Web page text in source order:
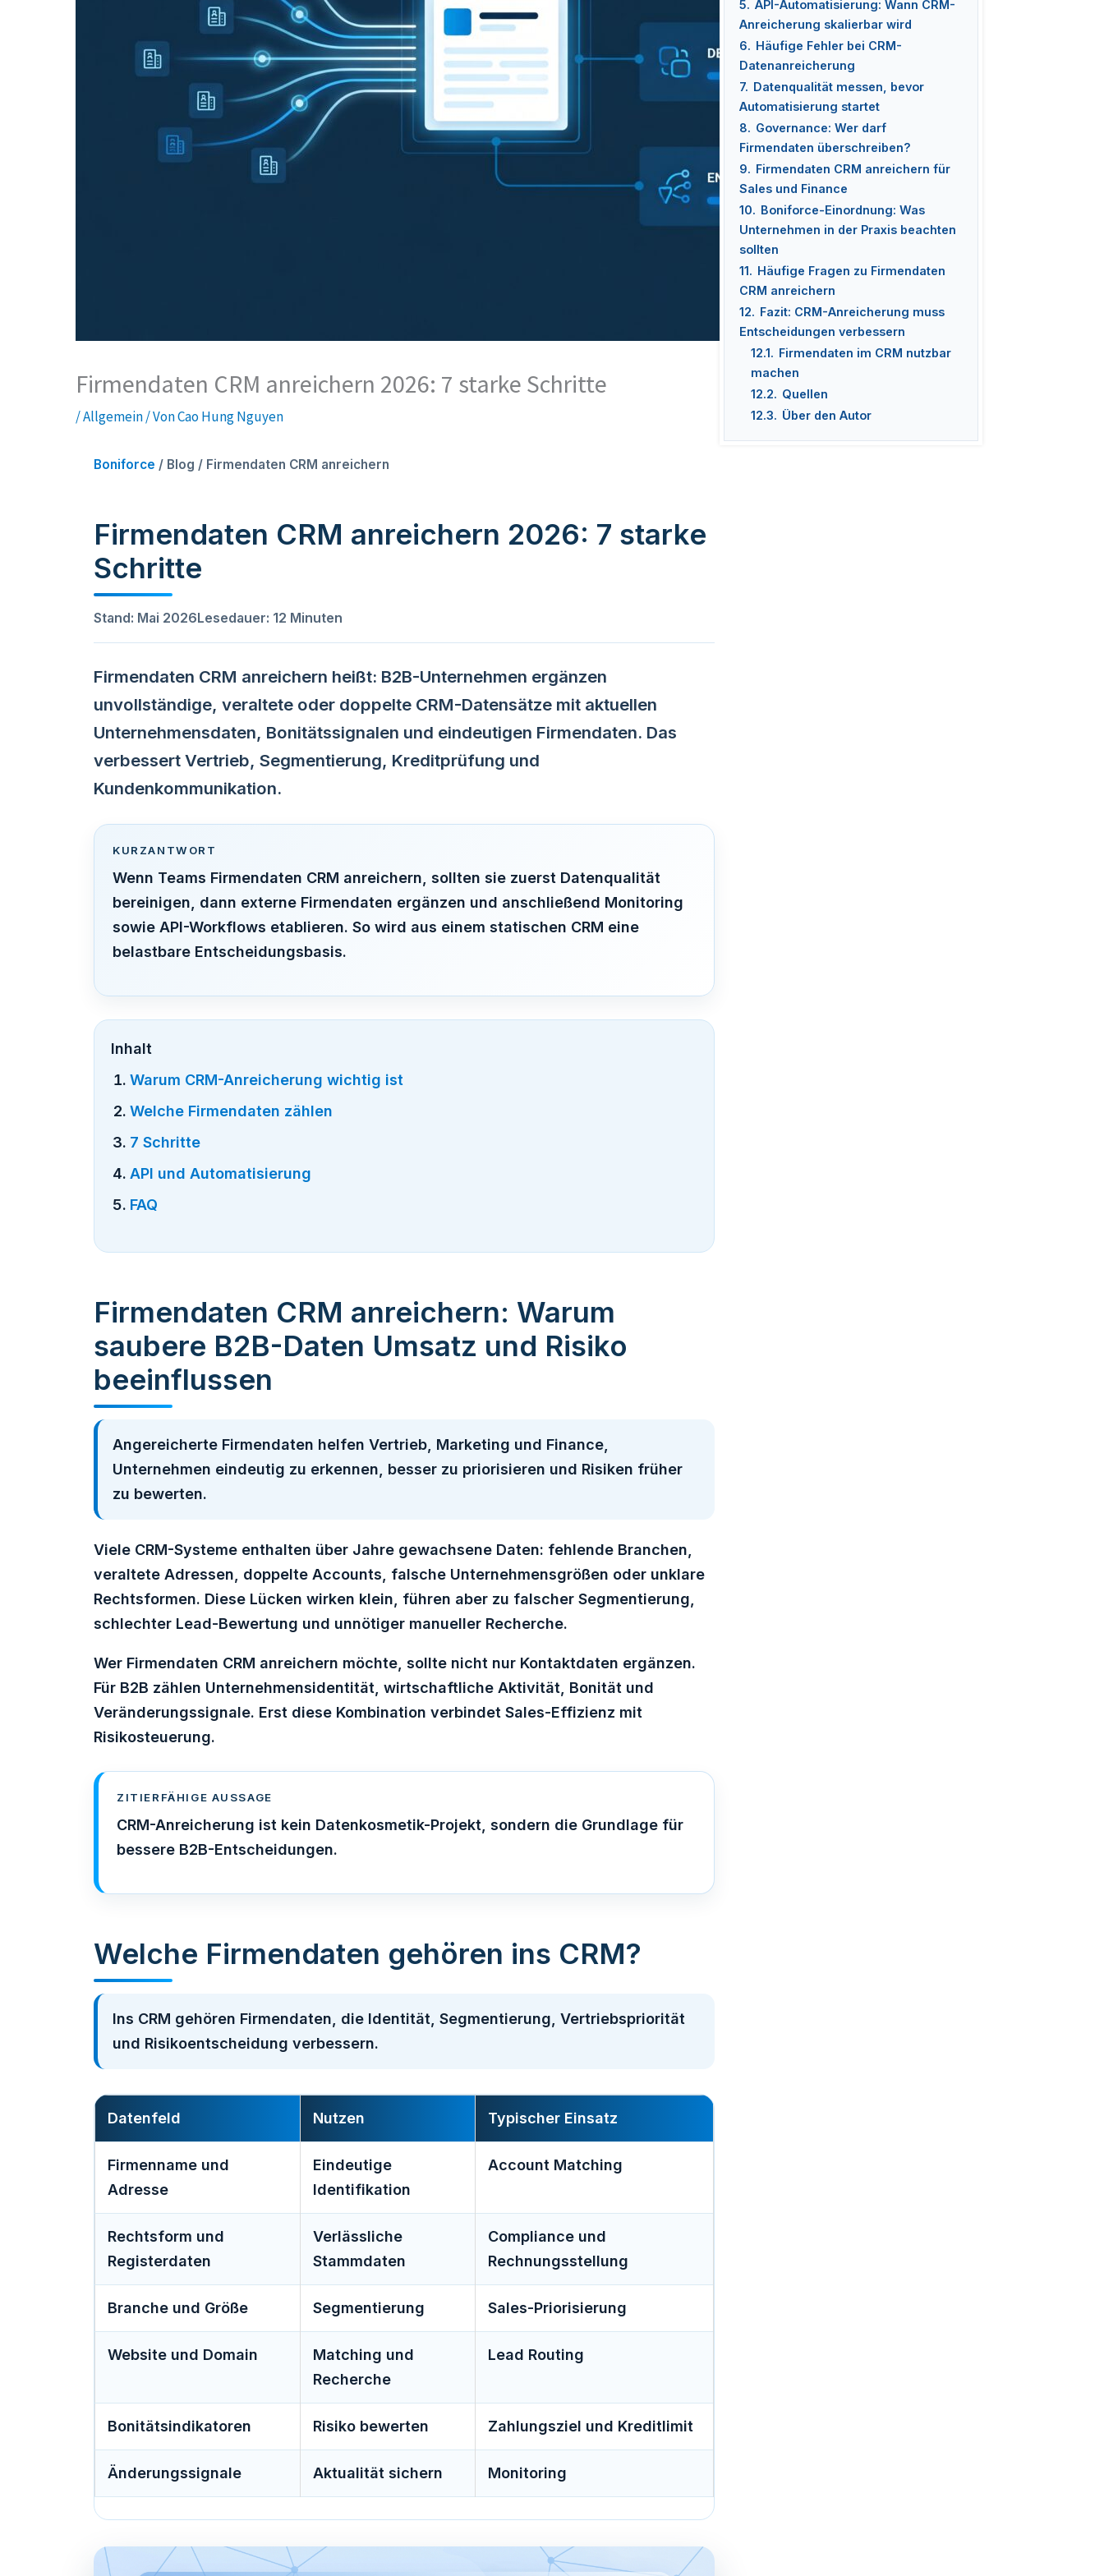
Firmendaten CRM anreichern 2026: 7 starke Schritte
/Allgemein/ VonCao Hung Nguyen
Boniforce / Blog / Firmendaten CRM anreichern
5. API-Automatisierung: Wann CRM-
Anreicherung skalierbar wird
6. Häufige Fehler bei CRM-
Datenanreicherung
7. Datenqualität messen, bevor
Automatisierung startet
8. Governance: Wer darf
Firmendaten überschreiben?
9. Firmendaten CRM anreichern für
Sales und Finance
10. Boniforce-Einordnung: Was
Unternehmen in der Praxis beachten
sollten
11. Häufige Fragen zu Firmendaten
CRM anreichern
12. Fazit: CRM-Anreicherung muss
Entscheidungen verbessern
12.1. Firmendaten im CRM nutzbar
machen
12.2. Quellen
12.3. Über den Autor
Firmendaten CRM anreichern 2026: 7 starke
Schritte
Stand: Mai 2026Lesedauer: 12 Minuten
Firmendaten CRM anreichern heißt: B2B-Unternehmen ergänzen
unvollständige, veraltete oder doppelte CRM-Datensätze mit aktuellen
Unternehmensdaten, Bonitätssignalen und eindeutigen Firmendaten. Das
verbessert Vertrieb, Segmentierung, Kreditprüfung und
Kundenkommunikation.
KURZANTWORT
Wenn Teams Firmendaten CRM anreichern, sollten sie zuerst Datenqualität
bereinigen, dann externe Firmendaten ergänzen und anschließend Monitoring
sowie API-Workflows etablieren. So wird aus einem statischen CRM eine
belastbare Entscheidungsbasis.
Inhalt
Warum CRM-Anreicherung wichtig ist
Welche Firmendaten zählen
7 Schritte
API und Automatisierung
FAQ
Firmendaten CRM anreichern: Warum
saubere B2B-Daten Umsatz und Risiko
beeinflussen
Angereicherte Firmendaten helfen Vertrieb, Marketing und Finance,
Unternehmen eindeutig zu erkennen, besser zu priorisieren und Risiken früher
zu bewerten.
Viele CRM-Systeme enthalten über Jahre gewachsene Daten: fehlende Branchen,
veraltete Adressen, doppelte Accounts, falsche Unternehmensgrößen oder unklare
Rechtsformen. Diese Lücken wirken klein, führen aber zu falscher Segmentierung,
schlechter Lead-Bewertung und unnötiger manueller Recherche.
Wer Firmendaten CRM anreichern möchte, sollte nicht nur Kontaktdaten ergänzen.
Für B2B zählen Unternehmensidentität, wirtschaftliche Aktivität, Bonität und
Veränderungssignale. Erst diese Kombination verbindet Sales-Effizienz mit
Risikosteuerung.
ZITIERFÄHIGE AUSSAGE
CRM-Anreicherung ist kein Datenkosmetik-Projekt, sondern die Grundlage für
bessere B2B-Entscheidungen.
Welche Firmendaten gehören ins CRM?
Ins CRM gehören Firmendaten, die Identität, Segmentierung, Vertriebspriorität
und Risikoentscheidung verbessern.
Datenfeld Nutzen Typischer Einsatz
Firmenname und
Adresse
Eindeutige
Identifikation
Account Matching
Rechtsform und
Registerdaten
Verlässliche
Stammdaten
Compliance und
Rechnungsstellung
Branche und Größe Segmentierung Sales-Priorisierung
Website und Domain
Matching und
Recherche
Lead Routing
Bonitätsindikatoren Risiko bewerten Zahlungsziel und Kreditlimit
Änderungssignale Aktualität sichern Monitoring